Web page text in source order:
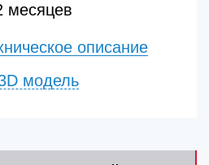
месяцев
описание
модель